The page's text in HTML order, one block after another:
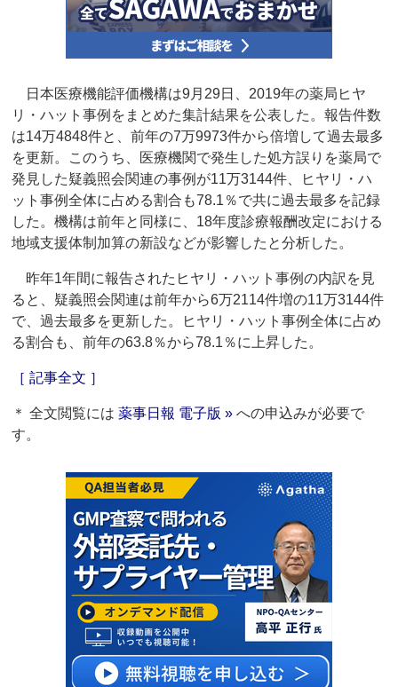
日本医療機能評価機構は9月29日、2019年の薬局ヒヤ
リ・ハット事例をまとめた集計結果を公表した。報告件数
は14万4848件と、前年の7万9973件から倍増して過去最多
を更新。このうち、医療機関で発生した処方誤りを薬局で
発見した疑義照会関連の事例が11万3144件、ヒヤリ・ハ
ット事例全体に占める割合も78.1％で共に過去最多を記録
した。機構は前年と同様に、18年度診療報酬改定における
地域支援体制加算の新設などが影響したと分析した。
昨年1年間に報告されたヒヤリ・ハット事例の内訳を見
ると、疑義照会関連は前年から6万2114件増の11万3144件
で、過去最多を更新した。ヒヤリ・ハット事例全体に占め
る割合も、前年の63.8％から78.1％に上昇した。
［ 記事全文 ］
＊ 全文閲覧には薬事日報 電子版 » への申込みが必要で
す。